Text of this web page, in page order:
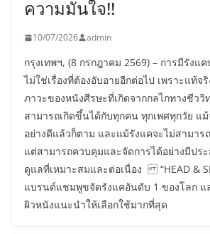
ความมั่นใจ!!
10/07/2026 admin
กรุงเทพฯ, (8 กรกฎาคม 2569) – การมีรังแ
ไม่ใช่เรื่องที่ต้องอับอายอีกต่อไป เพราะแท้จ
ภาวะของหนังศีรษะที่เกิดจากกลไกทางชีววิ
สามารถเกิดขึ้นได้กับทุกคน ทุกเพศทุกวัย แ
อย่างดีแล้วก็ตาม และแม้รังแคจะไม่สามาร
แต่สามารถควบคุมและจัดการได้อย่างมีปร
ดูแลที่เหมาะสมและต่อเนื่อง “HEAD &
แบรนด์แชมพูขจัดรังแคอันดับ 1 ของโลก
ผิวหนังแนะนำให้เลือกใช้มากที่สุด